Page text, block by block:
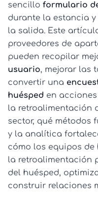
sencillo formulario
durante la estancia
la salida. Este
proveedores de
pueden recopilar
usuario, mejorar las
convertir una
huésped en
la retroalimentación
sector, qué métodos
y la analítica
cómo los equipos
la retroalimentación
del huésped,
construir relaciones